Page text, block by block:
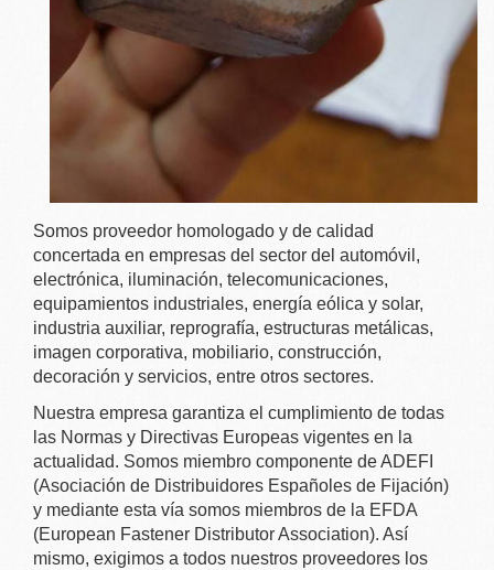
Somos proveedor homologado y de calidad
concertada en empresas del sector del automóvil,
electrónica, iluminación, telecomunicaciones,
equipamientos industriales, energía eólica y solar,
industria auxiliar, reprografía, estructuras metálicas,
imagen corporativa, mobiliario, construcción,
decoración y servicios, entre otros sectores.
Nuestra empresa garantiza el cumplimiento de todas
las Normas y Directivas Europeas vigentes en la
actualidad. Somos miembro componente de ADEFI
(Asociación de Distribuidores Españoles de Fijación)
y mediante esta vía somos miembros de la EFDA
(European Fastener Distributor Association). Así
mismo, exigimos a todos nuestros proveedores los